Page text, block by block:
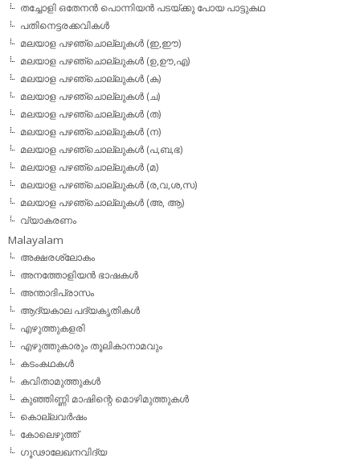
തച്ചോളി ഒതേനൻ പൊന്നിയൻ പടയ്‌ക്കു പോയ പാട്ടുകഥ
പതിനെട്ടരക്കവികള്‍
മലയാള പഴഞ്ചൊല്ലുകള്‍ (ഇ,ഈ)
മലയാള പഴഞ്ചൊല്ലുകള്‍ (ഉ,ഊ,എ)
മലയാള പഴഞ്ചൊല്ലുകള്‍ (ക)
മലയാള പഴഞ്ചൊല്ലുകള്‍ (ച)
മലയാള പഴഞ്ചൊല്ലുകള്‍ (ത)
മലയാള പഴഞ്ചൊല്ലുകള്‍ (ന)
മലയാള പഴഞ്ചൊല്ലുകള്‍ (പ,ബ,ഭ)
മലയാള പഴഞ്ചൊല്ലുകള്‍ (മ)
മലയാള പഴഞ്ചൊല്ലുകള്‍ (ര,വ,ശ,സ)
മലയാള പഴഞ്ചൊല്ലുകൾ (അ, ആ)
വ്യാകരണം
Malayalam
അക്ഷരശ്ലോകം
അനത്തോളിയന്‍ ഭാഷകള്‍
അന്താദിപ്രാസം
ആദ്യകാല പദ്യകൃതികള്‍
എഴുത്തുകളരി
എഴുത്തുകാരും തൂലികാനാമവും
കടംകഥകള്‍
കവിതാമുത്തുകള്‍
കുഞ്ഞിണ്ണി മാഷിന്റെ മൊഴിമുത്തുകള്‍
കൊല്ലവര്‍ഷം
കോലെഴുത്ത്
ഗൂഢാലേഖനവിദ്യ